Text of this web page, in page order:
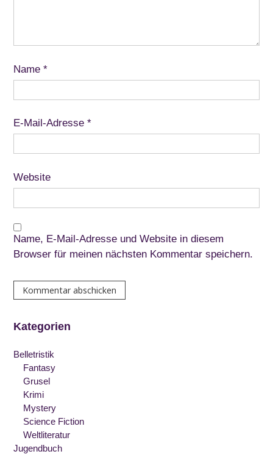
Name*
E-Mail-Adresse*
Website
Name, E-Mail-Adresse und Website in diesem
Browser für meinen nächsten Kommentar speichern.
Kategorien
Belletristik
Fantasy
Grusel
Krimi
Mystery
Science Fiction
Weltliteratur
Jugendbuch